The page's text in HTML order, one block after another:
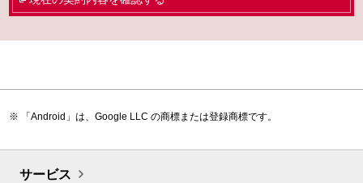
「Android」は、Google LLC の商標または登録商標です。
サービス